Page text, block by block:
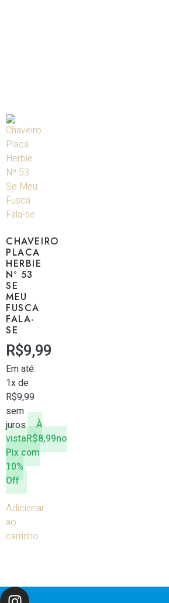
CHAVEIRO
PLACA
HERBIE
Nº 53
SE
MEU
FUSCA
FALA-
SE
R$9,99
Em até
1x de
R$9,99
sem
juros
À
vistaR$8,99no
Pix com
10%
Off
Adicionar
ao
carrinho